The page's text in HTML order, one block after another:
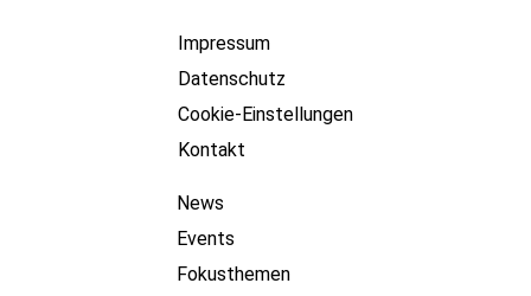
Impressum
Datenschutz
Cookie-Einstellungen
Kontakt
News
Events
Fokusthemen